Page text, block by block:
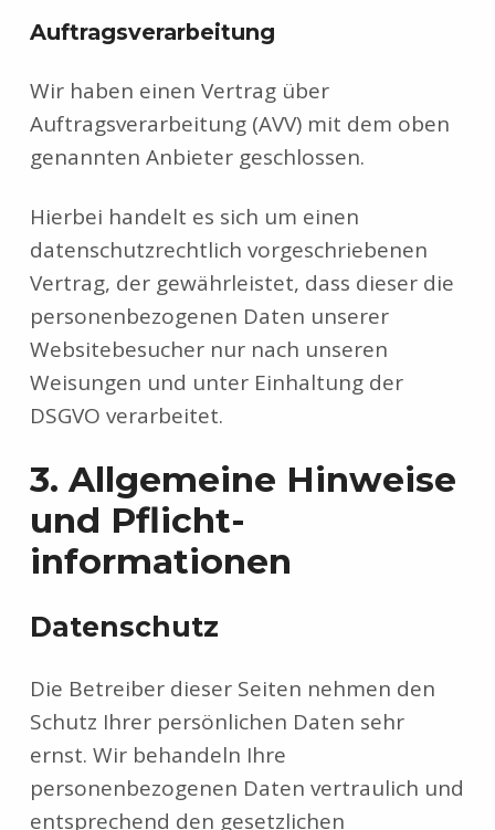
Auftragsverarbeitung
Wir haben einen Vertrag über
Auftragsverarbeitung (AVV) mit dem oben
genannten Anbieter geschlossen.
Hierbei handelt es sich um einen
datenschutzrechtlich vorgeschriebenen
Vertrag, der gewährleistet, dass dieser die
personenbezogenen Daten unserer
Websitebesucher nur nach unseren
Weisungen und unter Einhaltung der
DSGVO verarbeitet.
3. Allgemeine Hinweise
und Pflicht­
informationen
Datenschutz
Die Betreiber dieser Seiten nehmen den
Schutz Ihrer persönlichen Daten sehr
ernst. Wir behandeln Ihre
personenbezogenen Daten vertraulich und
entsprechend den gesetzlichen